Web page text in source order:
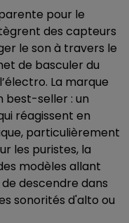
pour le
des capteurs
le son à travers le
de basculer du
La marque
best-seller : un
réagissent en
particulièrement
les puristes, la
modèles allant
descendre dans
sonorités d'alto ou